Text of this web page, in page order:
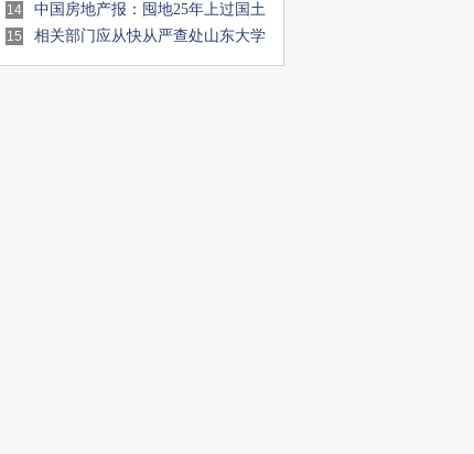
问题的调
14 中国房地产报：囤地25年上过国土
部黑名单 武
15 相关部门应从快从严查处山东大学
纵容留学生